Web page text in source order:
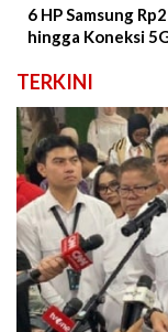
6 HP Samsung
hingga Koneksi
TERKINI